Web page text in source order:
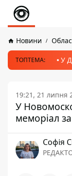
Новини
ТОПТЕМА: У
19:21, 21 липня
У
меморіал
Софія